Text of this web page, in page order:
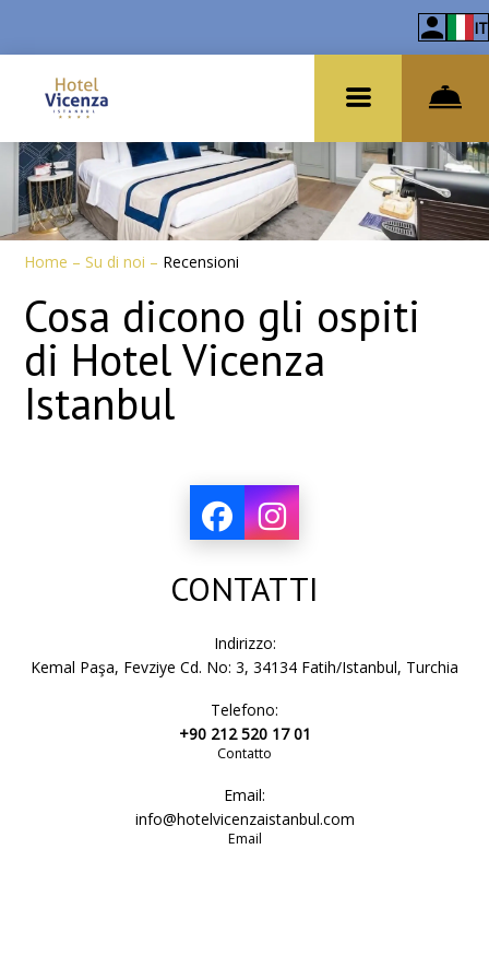
IT
Home – Su di noi – Recensioni
Cosa dicono gli ospiti
di Hotel Vicenza
Istanbul
CONTATTI
Indirizzo:
Kemal Paşa, Fevziye Cd. No: 3, 34134 Fatih/Istanbul, Turchia
Telefono:
+90 212 520 17 01
Contatto
Email:
info@hotelvicenzaistanbul.com
Email